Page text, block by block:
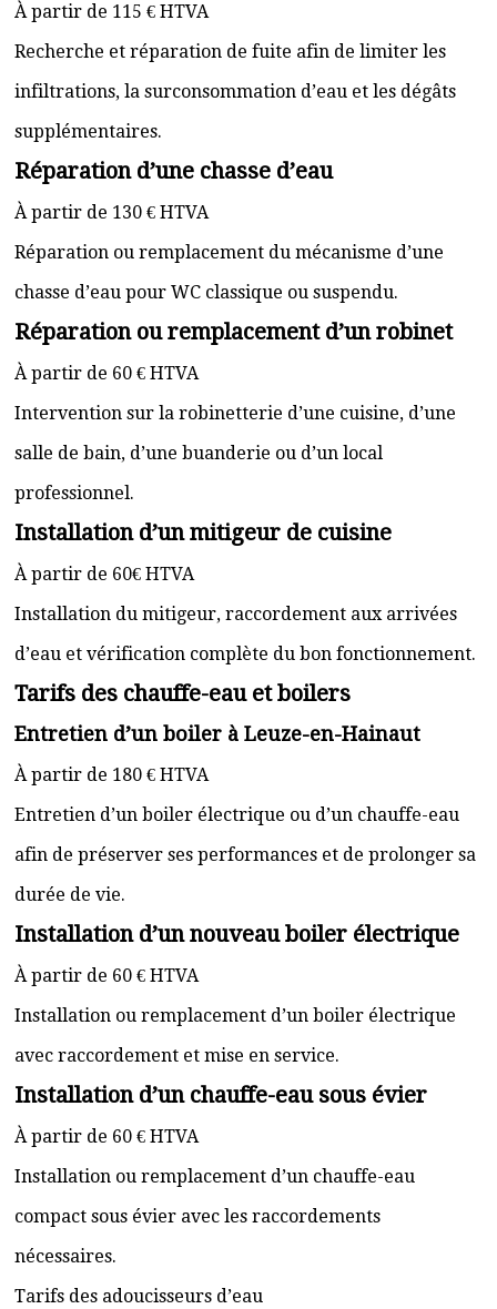
À partir de 115 € HTVA
Recherche et réparation de fuite afin de limiter les
infiltrations, la surconsommation d’eau et les dégâts
supplémentaires.
Réparation d’une chasse d’eau
À partir de 130 € HTVA
Réparation ou remplacement du mécanisme d’une
chasse d’eau pour WC classique ou suspendu.
Réparation ou remplacement d’un robinet
À partir de 60 € HTVA
Intervention sur la robinetterie d’une cuisine, d’une
salle de bain, d’une buanderie ou d’un local
professionnel.
Installation d’un mitigeur de cuisine
À partir de 60€ HTVA
Installation du mitigeur, raccordement aux arrivées
d’eau et vérification complète du bon fonctionnement.
Tarifs des chauffe-eau et boilers
Entretien d’un boiler à Leuze-en-Hainaut
À partir de 180 € HTVA
Entretien d’un boiler électrique ou d’un chauffe-eau
afin de préserver ses performances et de prolonger sa
durée de vie.
Installation d’un nouveau boiler électrique
À partir de 60 € HTVA
Installation ou remplacement d’un boiler électrique
avec raccordement et mise en service.
Installation d’un chauffe-eau sous évier
À partir de 60 € HTVA
Installation ou remplacement d’un chauffe-eau
compact sous évier avec les raccordements
nécessaires.
Tarifs des adoucisseurs d’eau